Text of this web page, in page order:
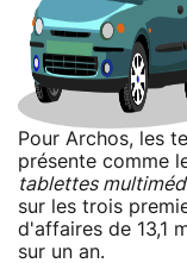
Pour Archos, les
présente comme
tablettes
sur les trois
d'affaires de 13,1
sur un an.